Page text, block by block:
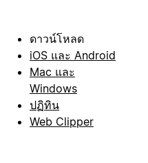
ดาวน์โหลด
iOS และ Android
Mac และ
Windows
ปฏิทิน
Web Clipper